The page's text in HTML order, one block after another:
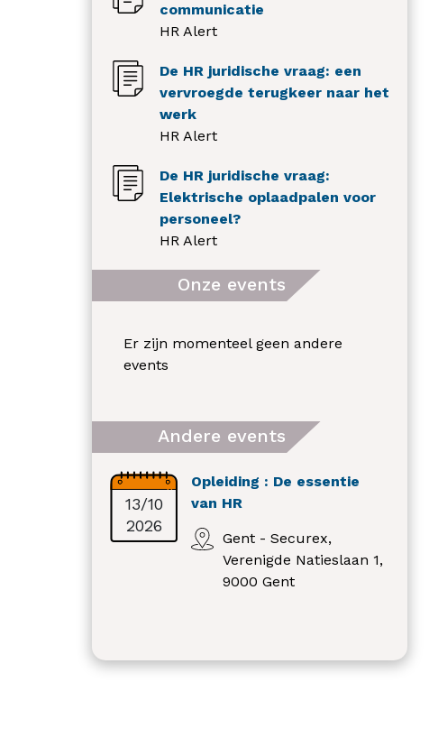
communicatie
HR Alert
De HR juridische vraag: een
vervroegde terugkeer naar het
werk
HR Alert
De HR juridische vraag:
Elektrische oplaadpalen voor
personeel?
HR Alert
Onze events
Er zijn momenteel geen andere
events
Andere events
13/10
2026
Opleiding : De essentie
van HR
Gent - Securex,
Verenigde Natieslaan 1,
9000 Gent